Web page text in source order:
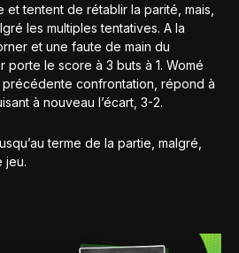
tentent de rétablir la parité, mais,
les multiples tentatives. A la
et une faute de main du
porte le score à 3 buts à 1. Womé
confrontation, répond à
à nouveau l’écart, 3-2.
terme de la partie, malgré,
jeu.